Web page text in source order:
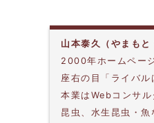
山本泰久（やまも
2000年ホームペー
座右の目「ライバル
本業はWebコンサ
昆虫、水生昆虫・魚